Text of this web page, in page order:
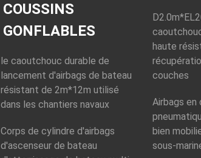
COUSSINS
GONFLABLES
le caoutchouc durable de
lancement d'airbags de bateau
résistant de 2m*12m utilisé
dans les chantiers navaux
Corps de cylindre d'airbags
d'ascenseur de bateau
haute
couches
Airbags en
bien
sous-